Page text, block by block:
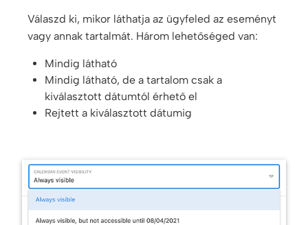
Válaszd ki, mikor láthatja az ügyfeled az eseményt
vagy annak tartalmát. Három lehetőséged van:
Mindig látható
Mindig látható, de a tartalom csak a
kiválasztott dátumtól érhető el
Rejtett a kiválasztott dátumig